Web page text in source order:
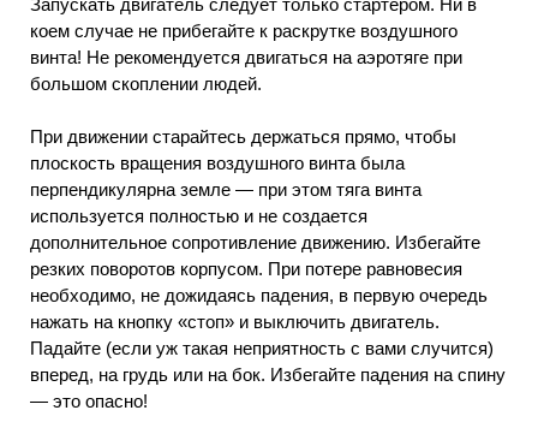
коем случае не прибегайте к раскрутке воздушного
винта! Не рекомендуется двигаться на аэротяге при
большом скоплении людей.
При движении старайтесь держаться прямо, чтобы
плоскость вращения воздушного винта была
перпендикулярна земле — при этом тяга винта
используется полностью и не создается
дополнительное сопротивление движению. Избегайте
резких поворотов корпусом. При потере равновесия
необходимо, не дожидаясь падения, в первую очередь
нажать на кнопку «стоп» и выключить двигатель.
Падайте (если уж такая неприятность с вами случится)
вперед, на грудь или на бок. Избегайте падения на спину
— это опасно!